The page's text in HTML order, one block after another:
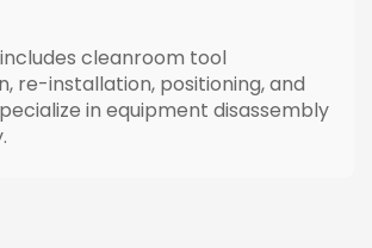
cleanroom tool
re-installation, positioning, and
in equipment disassembly